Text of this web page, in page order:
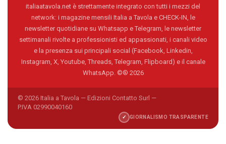
italiaatavola.net è strettamente integrato con tutti i mezzi del
network: i magazine mensili Italia a Tavola e CHECK-IN, le
newsletter quotidiane su Whatsapp e Telegram, le newsletter
settimanali rivolte a professionisti ed appassionati, i canali video
e la presenza sui principali social (Facebook, Linkedin,
Instagram, X, Youtube, Threads, Telegram, Flipboard) e il canale
WhatsApp. ©® 2026
© 2026 Italia a Tavola — Edizioni Contatto Surl —
P.IVA 02990040160
✓ GIORNALISMO TRASPARENTE